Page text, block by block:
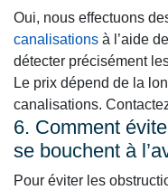
Oui, nous effectuons
canalisations à l’aide
détecter précisément
Le prix dépend de la
canalisations.
6. Comment
se bouchent à
Pour éviter les